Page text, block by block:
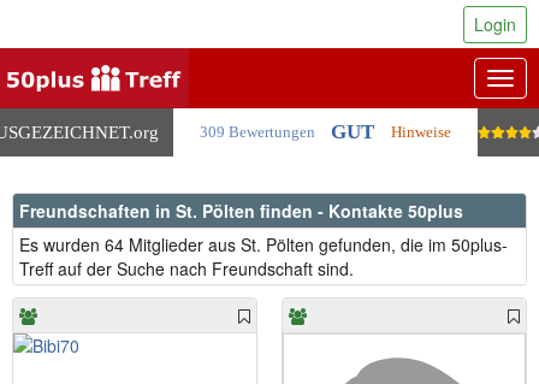
.org 309 Bewertungen GUT Hinweise
Login
Freundschaften in St. Pölten finden - Kontakte 50plus
Es wurden 64 Mitglieder aus St. Pölten gefunden, die im 50plus-
Treff auf der Suche nach Freundschaft sind.